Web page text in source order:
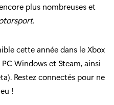
plus nombreuses et
.
cette année dans le Xbox
PC Windows et Steam, ainsi
Restez connectés pour ne
!